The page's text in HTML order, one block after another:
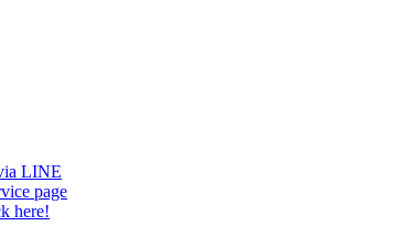
LINE
page
here!